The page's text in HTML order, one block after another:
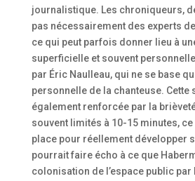
journalistique. Les chroniqueurs,
pas nécessairement des experts
ce qui peut parfois donner lieu à
superficielle et souvent
par Éric Naulleau, qui ne se base
personnelle de la chanteuse. Cette
également renforcée par la
souvent limités à 10-15 minutes,
place pour réellement développer
pourrait faire écho à ce que
colonisation de l’espace public